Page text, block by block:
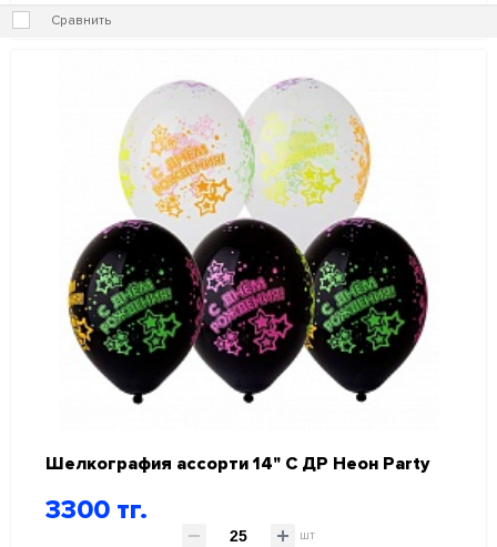
Сравнить
Шелкография ассорти 14" С ДР Неон Party
3300 тг.
шт